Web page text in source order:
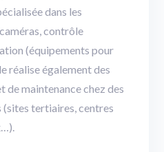
dans les
contrôle
(équipements pour
réalise également des
de maintenance chez des
tertiaires, centres